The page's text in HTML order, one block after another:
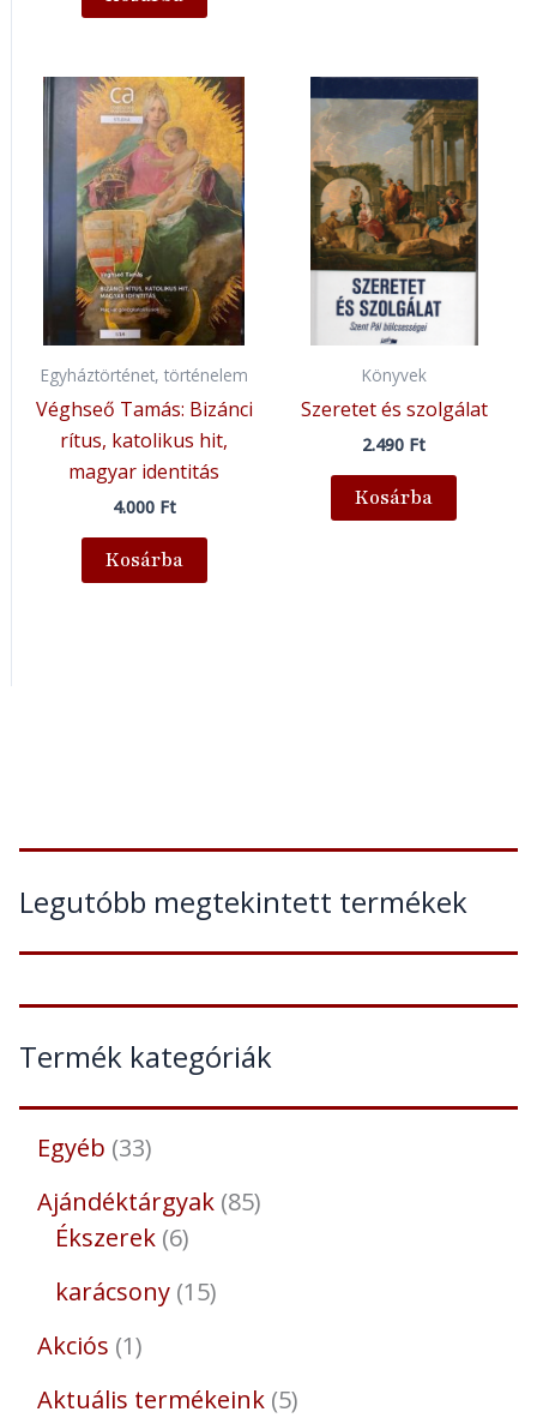
Legutóbb megtekintett termékek
Termék kategóriák
Egyéb 33
Ajándéktárgyak 85
Ékszerek 6
karácsony 15
Akciós 1
Aktuális termékeink 5
Egyháztörténet, történelem
Véghseő Tamás: Bizánci
rítus, katolikus hit,
magyar identitás
4.000 Ft
Kosárba
Könyvek
Szeretet és szolgálat
2.490 Ft
Kosárba